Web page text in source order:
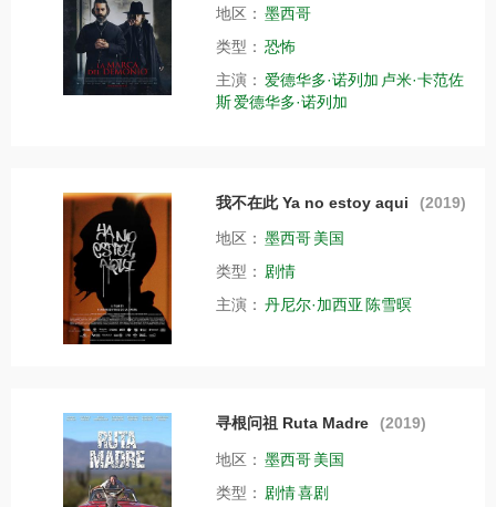
地区： 墨西哥
类型： 恐怖
主演： 爱德华多·诺列加 卢米·卡范佐
斯爱德华多·诺列加
我不在此 Ya no estoy aqui (2019)
地区： 墨西哥美国
类型： 剧情
主演： 丹尼尔·加西亚 陈雪暝
寻根问祖 Ruta Madre (2019)
地区： 墨西哥美国
类型： 剧情喜剧